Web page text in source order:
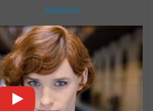
หนังดราม่า